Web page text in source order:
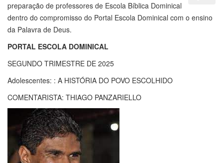
preparação de professores de Escola Bíblica Dominical
dentro do compromisso do Portal Escola Dominical com o ensino
da Palavra de Deus.
PORTAL ESCOLA DOMINICAL
SEGUNDO TRIMESTRE DE 2025
Adolescentes: : A HISTÓRIA DO POVO ESCOLHIDO
COMENTARISTA: THIAGO PANZARIELLO